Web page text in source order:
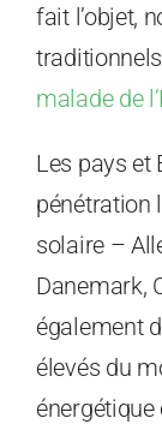
fait l’objet,
malade de
Les pays et
pénétration
solaire –
Danemark,
également
élevés du